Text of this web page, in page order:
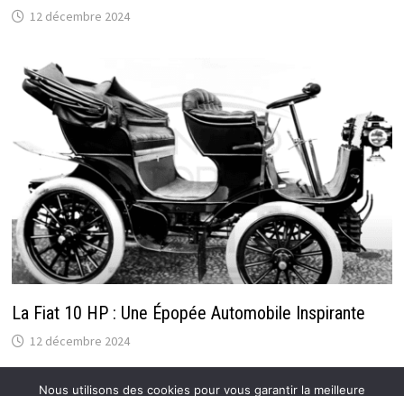
12 décembre 2024
La Fiat 10 HP : Une Épopée Automobile Inspirante
12 décembre 2024
Nous utilisons des cookies pour vous garantir la meilleure